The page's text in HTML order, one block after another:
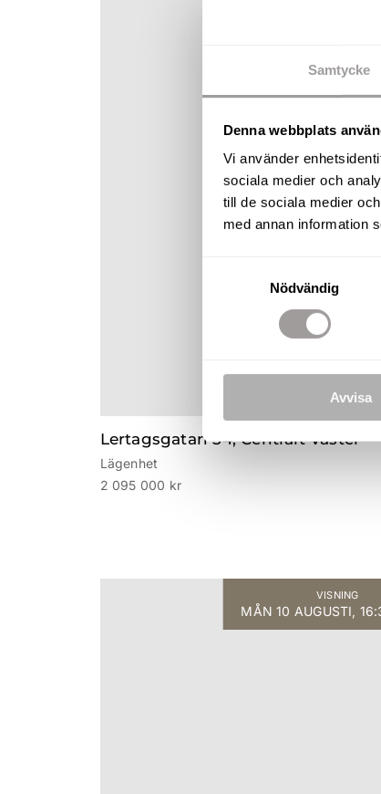
Samtycke
Denna webbplats
Vi använder
sociala medier och
till de sociala medier
med annan information
Nödvändig
Avvisa
KOMMANDE
Lertagsgatan 54, Centralt Väster
Lägenhet
2 095 000 kr
VISNING
MÅN 10 AUGUSTI,